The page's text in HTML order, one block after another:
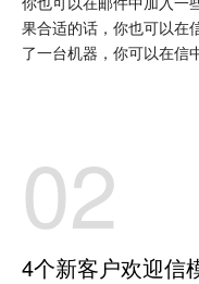
果合适的话，你也可以在
了一台机器，你可以在信
02
4个新客户欢迎信